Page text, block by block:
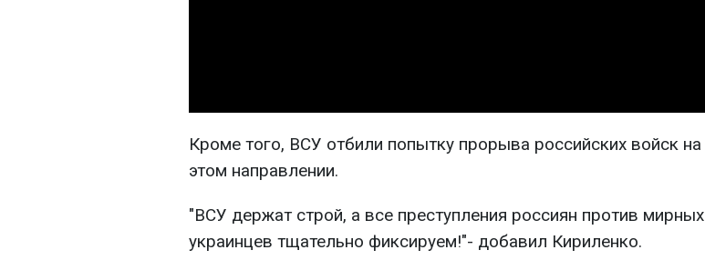
Кроме того, ВСУ отбили попытку прорыва российских войск на
этом направлении.
"ВСУ держат строй, а все преступления россиян против мирных
украинцев тщательно фиксируем!"- добавил Кириленко.